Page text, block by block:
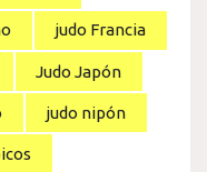
judo Francia
Judo Japón
judo nipón